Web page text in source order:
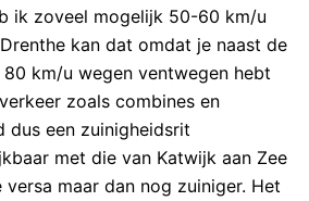
ik zoveel mogelijk 50-60 km/u
kan dat omdat je naast de
km/u wegen ventwegen hebt
zoals combines en
dus een zuinigheidsrit
met die van Katwijk aan Zee
versa maar dan nog zuiniger. Het